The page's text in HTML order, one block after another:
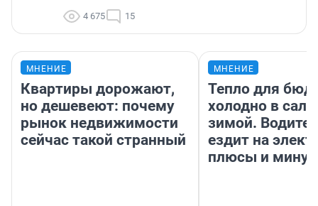
4 675 15
МНЕНИЕ
Квартиры дорожают,
но дешевеют: почему
рынок недвижимости
сейчас такой странный
МНЕНИЕ
Тепло для
холодно в
зимой.
ездит на
плюсы и